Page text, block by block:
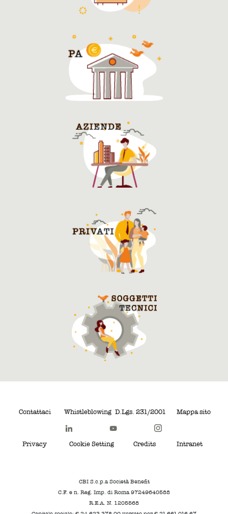
Contattaci Whistleblowing D.Lgs. 231/2001 Mappa sito
Privacy Cookie Setting Credits Intranet
CBI S.c.p.a Società Benefit
C.F. e n. Reg. Imp. di Roma 97249640588
R.E.A. N. 1205568